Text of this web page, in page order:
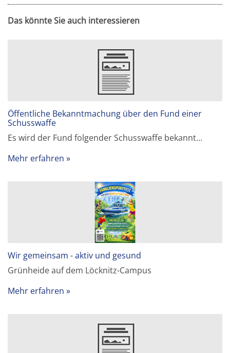
Das könnte Sie auch interessieren
Öffentliche Bekanntmachung über den Fund einer
Schusswaffe
Es wird der Fund folgender Schusswaffe bekannt…
Mehr erfahren
Wir gemeinsam - aktiv und gesund
Grünheide auf dem Löcknitz-Campus
Mehr erfahren